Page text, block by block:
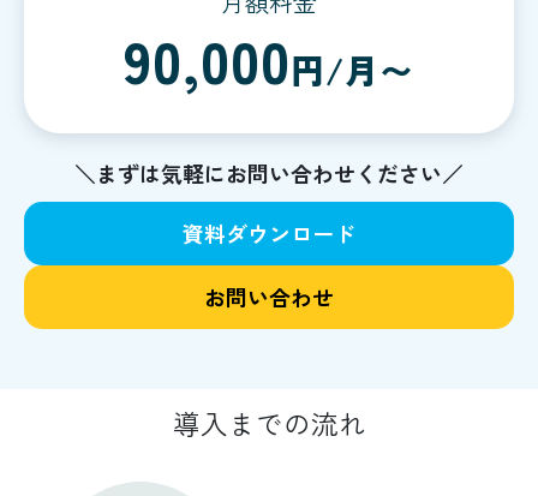
90,000円/月〜
＼まずは気軽にお問い合わせください／
資料ダウンロード
お問い合わせ
導入までの流れ